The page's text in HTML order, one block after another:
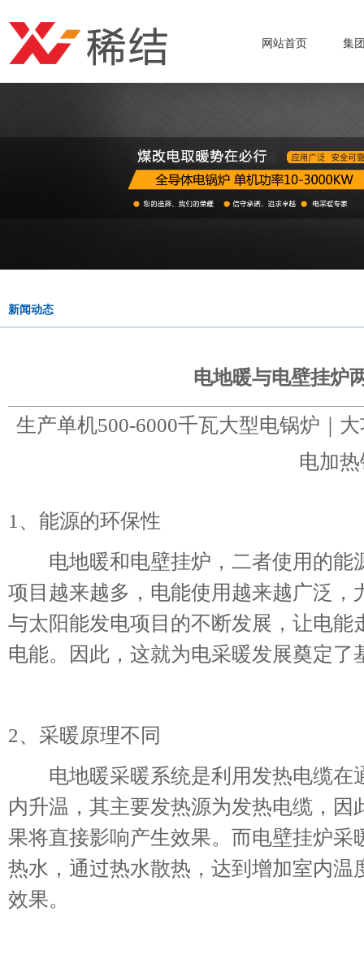
网站首页 集
新闻动态
电地暖与电壁挂炉
生产单机500-6000千瓦大型电锅炉｜
电加
1、能源的环保性
电地暖和电壁挂炉，二者使用的能
项目越来越多，电能使用越来越广泛
与太阳能发电项目的不断发展，让电
电能。因此，这就为电采暖发展奠定了
2、采暖原理不同
电地暖采暖系统是利用发热电缆在
内升温，其主要发热源为发热电缆，
果将直接影响产生效果。而电壁挂炉
热水，通过热水散热，达到增加室内
效果。